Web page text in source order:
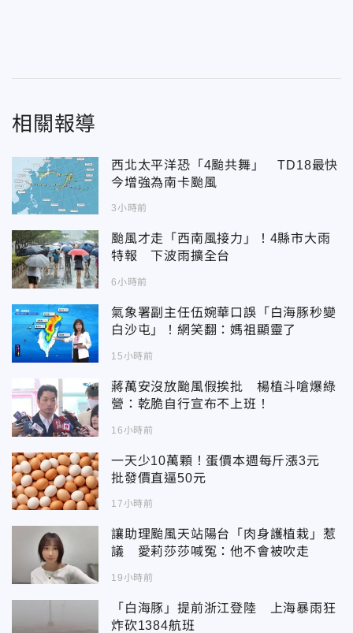
相關報導
西北太平洋恐「4颱共舞」 TD18最快
今增強為南卡颱風
3小時前
颱風才走「西南風接力」！4縣市大雨
特報 下波雨擴全台
6小時前
氣象署副主任伍婉華口誤「白海豚秒變
白沙屯」！網笑翻：媽祖顯靈了
15小時前
蔣萬安沒放颱風假挨批 楊植斗嗆爆綠
營：乾脆自行宣布不上班！
16小時前
一天少10萬顆！蛋價本週每斤漲3元
批發價直逼50元
17小時前
讓助理颱風天站陽台「肉身護植栽」惹
議 愛莉莎莎喊冤：他不會被吹走
19小時前
「白海豚」提前浙江登陸 上海暴雨狂
炸砍1384航班